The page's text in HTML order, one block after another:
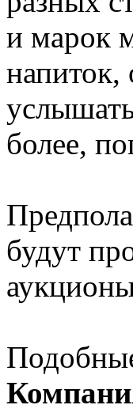
и марок
напиток,
более,
будут